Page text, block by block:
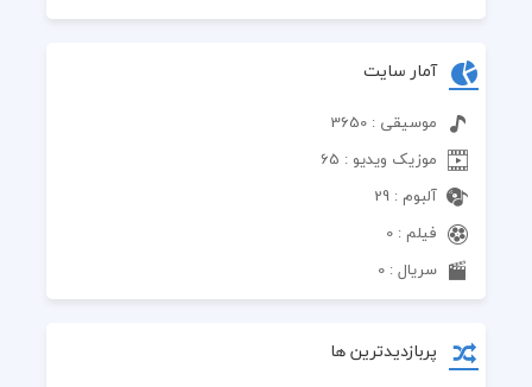
آمار سایت
موسیقی : 3650
موزیک ویدیو : 65
آلبوم : 29
فیلم : 0
سریال : 0
پربازدیدترین ها